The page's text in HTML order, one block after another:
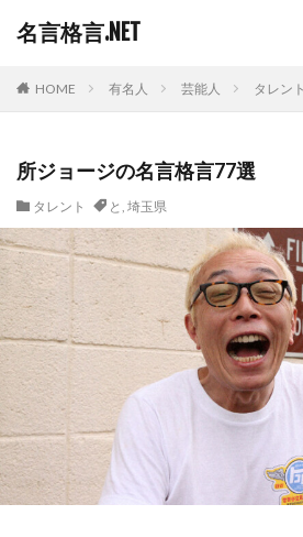
名言格言.NET
HOME 有名人 芸能人 タレント
所ジョージの名言格言77選
タレント と , 埼玉県